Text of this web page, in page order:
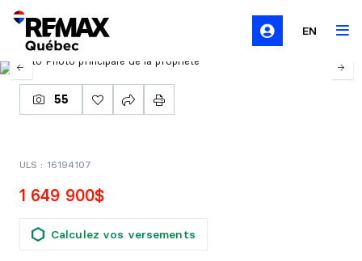
EN
55
1 649 900$
Calculez vos versements
ULS : 16194107